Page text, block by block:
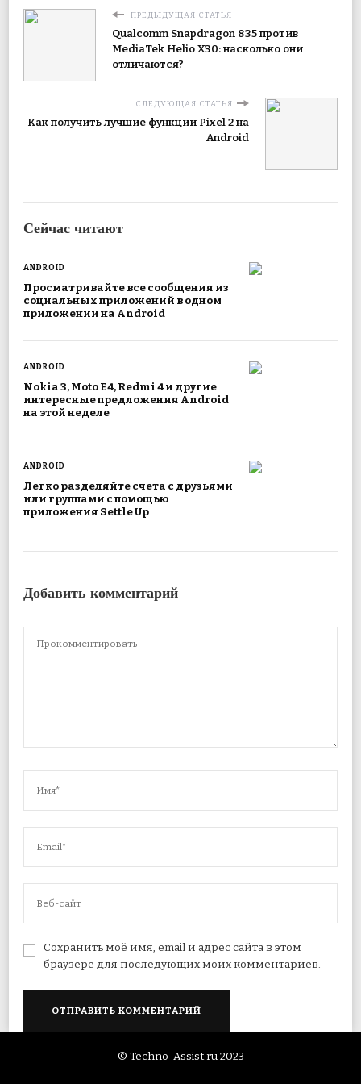
ПРЕДЫДУЩАЯ СТАТЬЯ
Qualcomm Snapdragon 835 против
MediaTek Helio X30: насколько они
отличаются?
СЛЕДУЮЩАЯ СТАТЬЯ
Как получить лучшие функции Pixel 2 на
Android
Сейчас читают
ANDROID
Просматривайте все сообщения из
социальных приложений в одном
приложении на Android
ANDROID
Nokia 3, Moto E4, Redmi 4 и другие
интересные предложения Android
на этой неделе
ANDROID
Легко разделяйте счета с друзьями
или группами с помощью
приложения Settle Up
Добавить комментарий
Сохранить моё имя, email и адрес сайта в этом
браузере для последующих моих комментариев.
© Techno-Assist.ru 2023